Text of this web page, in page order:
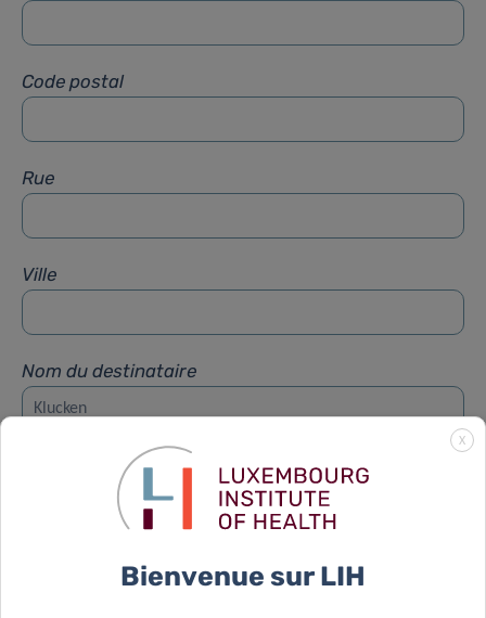
Code postal
Rue
Ville
Nom du destinataire
Prénom du destinataire
X
Bienvenue sur LIH